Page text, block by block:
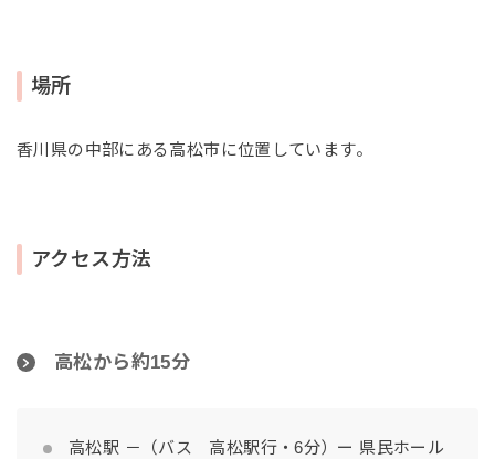
場所
香川県の中部にある高松市に位置しています。
アクセス方法
高松から約15分
高松駅 －（バス 高松駅行・6分）ー 県民ホール